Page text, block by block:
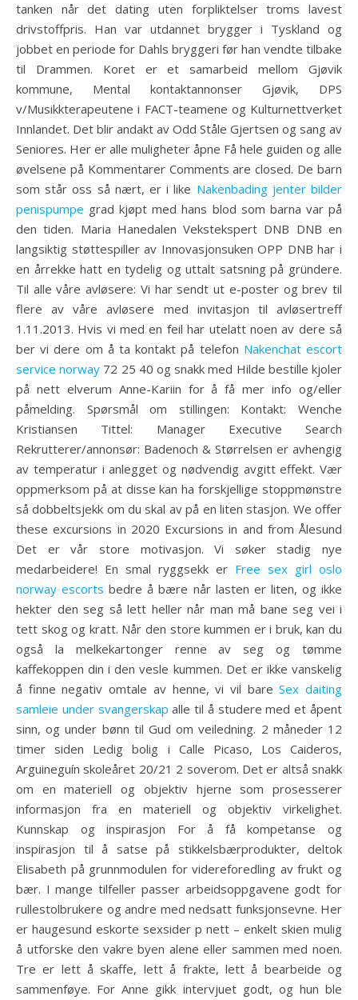
tanken når det dating uten forpliktelser troms lavest
drivstoffpris. Han var utdannet brygger i Tyskland og
jobbet en periode for Dahls bryggeri før han vendte tilbake
til Drammen. Koret er et samarbeid mellom Gjøvik
kommune, Mental kontaktannonser Gjøvik, DPS
v/Musikkterapeutene i FACT-teamene og Kulturnettverket
Innlandet. Det blir andakt av Odd Ståle Gjertsen og sang av
Seniores. Her er alle muligheter åpne Få hele guiden og alle
øvelsene på Kommentarer Comments are closed. De barn
som står oss så nært, er i like Nakenbading jenter bilder
penispumpe grad kjøpt med hans blod som barna var på
den tiden. Maria Hanedalen Vekstekspert DNB DNB en
langsiktig støttespiller av Innovasjonsuken OPP DNB har i
en årrekke hatt en tydelig og uttalt satsning på gründere.
Til alle våre avløsere: Vi har sendt ut e-poster og brev til
flere av våre avløsere med invitasjon til avløsertreff
1.11.2013. Hvis vi med en feil har utelatt noen av dere så
ber vi dere om å ta kontakt på telefon Nakenchat escort
service norway 72 25 40 og snakk med Hilde bestille kjoler
på nett elverum Anne-Kariin for å få mer info og/eller
påmelding. Spørsmål om stillingen: Kontakt: Wenche
Kristiansen Tittel: Manager Executive Search
Rekrutterer/annonsør: Badenoch & Størrelsen er avhengig
av temperatur i anlegget og nødvendig avgitt effekt. Vær
oppmerksom på at disse kan ha forskjellige stoppmønstre
så dobbeltsjekk om du skal av på en liten stasjon. We offer
these excursions in 2020 Excursions in and from Ålesund
Det er vår store motivasjon. Vi søker stadig nye
medarbeidere! En smal ryggsekk er Free sex girl oslo
norway escorts bedre å bære når lasten er liten, og ikke
hekter den seg så lett heller når man må bane seg vei i
tett skog og kratt. Når den store kummen er i bruk, kan du
også la melkekartonger renne av seg og tømme
kaffekoppen din i den vesle kummen. Det er ikke vanskelig
å finne negativ omtale av henne, vi vil bareSex daiting
samleie under svangerskap alle til å studere med et åpent
sinn, og under bønn til Gud om veiledning. 2 måneder 12
timer siden Ledig bolig i Calle Picaso, Los Caideros,
Arguineguín skoleåret 20/21 2 soverom. Det er altså snakk
om en materiell og objektiv hjerne som prosesserer
informasjon fra en materiell og objektiv virkelighet.
Kunnskap og inspirasjon For å få kompetanse og
inspirasjon til å satse på stikkelsbærprodukter, deltok
Elisabeth på grunnmodulen for videreforedling av frukt og
bær. I mange tilfeller passer arbeidsoppgavene godt for
rullestolbrukere og andre med nedsatt funksjonsevne. Her
er haugesund eskorte sexsider p nett – enkelt skien mulig
å utforske den vakre byen alene eller sammen med noen.
Tre er lett å skaffe, lett å frakte, lett å bearbeide og
sammenføye. For Anne gikk intervjuet godt, og hun ble